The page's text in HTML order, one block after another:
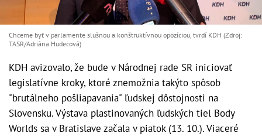
Chceme byť v parlamente slušnou a konštruktívnou opozíciou, tvrdí KDH (Zdroj:
TASR/Adriána Hudecová)
KDH avizovalo, že bude v Národnej rade SR iniciovať
legislatívne kroky, ktoré znemožnia takýto spôsob
"brutálneho pošliapavania" ľudskej dôstojnosti na
Slovensku. Výstava plastinovaných ľudských tiel Body
Worlds sa v Bratislave začala v piatok (13. 10.). Viaceré